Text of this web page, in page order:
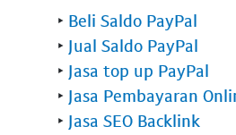
‣ Beli Saldo PayPal
‣ Jual Saldo PayPal
‣ Jasa top up PayPal
‣ Jasa Pembayaran
‣ Jasa SEO Backlink